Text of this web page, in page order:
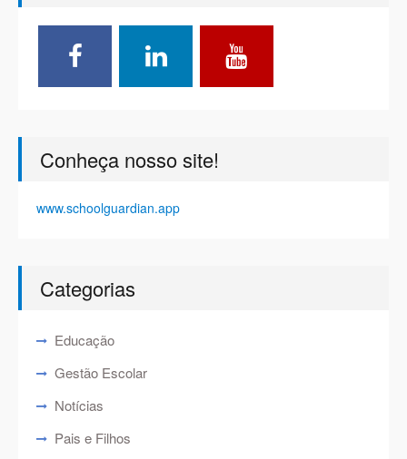
Conheça nosso site!
www.schoolguardian.app
Categorias
Educação
Gestão Escolar
Notícias
Pais e Filhos